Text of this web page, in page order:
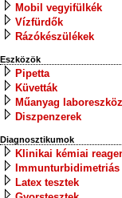
Mobil vegyifülkék
Vízfürdők
Rázókészülékek
Eszközök
Pipetta
Küvetták
Műanyag
Diszpenzerek
Diagnosztikumok
Klinikai kémiai
Immunturbidimetriás
Latex tesztek